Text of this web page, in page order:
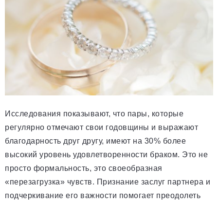
Исследования показывают, что пары, которые
регулярно отмечают свои годовщины и выражают
благодарность друг другу, имеют на 30% более
высокий уровень удовлетворенности браком. Это не
просто формальность, это своеобразная
«перезагрузка» чувств. Признание заслуг партнера и
подчеркивание его важности помогает преодолеть